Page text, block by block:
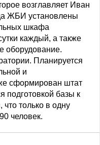
возглавляет Иван
ЖБИ установлены
шкафа
каждый, а также
оборудование.
Планируется
и
сформирован штат
подготовкой базы к
только в одну
человек.